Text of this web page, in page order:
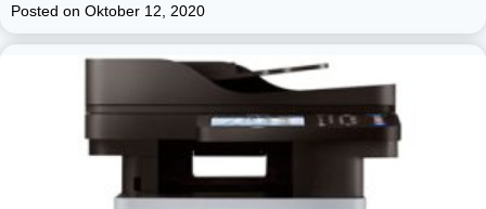
Posted on Oktober 12, 2020